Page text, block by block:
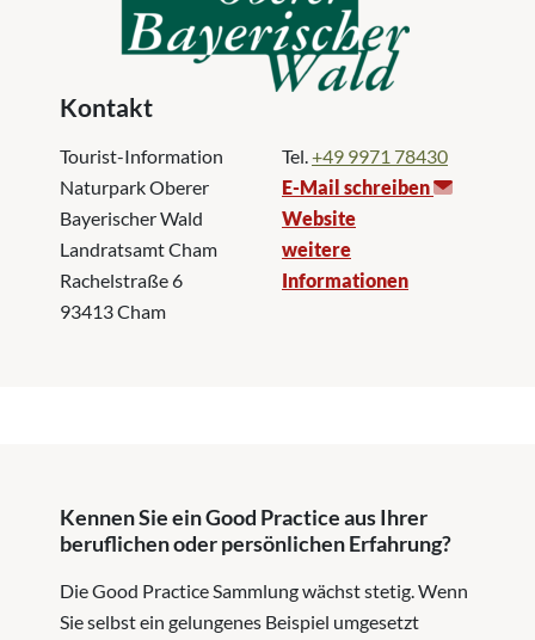
Kontakt
Tourist-Information
Naturpark Oberer
Bayerischer Wald
Landratsamt Cham
Rachelstraße 6
93413 Cham
Tel.+49 9971 78430
E-Mail schreiben
Website
weitere
Informationen
Kennen Sie ein Good Practice aus Ihrer
beruflichen oder persönlichen Erfahrung?
Die Good Practice Sammlung wächst stetig. Wenn
Sie selbst ein gelungenes Beispiel umgesetzt